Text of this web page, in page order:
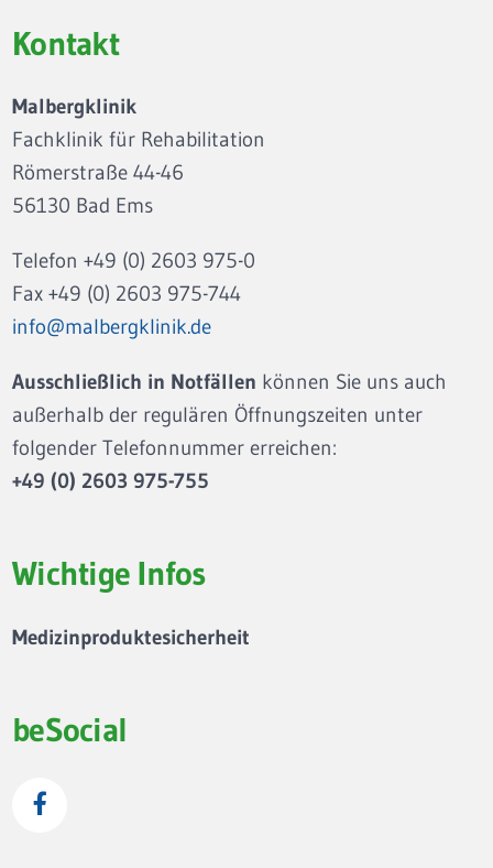
Kontakt
Malbergklinik
Fachklinik für Rehabilitation
Römerstraße 44-46
56130 Bad Ems
Telefon +49 (0) 2603 975-0
Fax +49 (0) 2603 975-744
info@malbergklinik.de
Ausschließlich in Notfällen können Sie uns auch
außerhalb der regulären Öffnungszeiten unter
folgender Telefonnummer erreichen:
+49 (0) 2603 975-755
Wichtige Infos
Medizinproduktesicherheit
beSocial